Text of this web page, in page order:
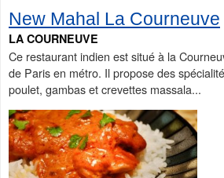
New Mahal La Courneuve
LA COURNEUVE
Ce restaurant indien est situé à la
de Paris en métro. Il propose des
poulet, gambas et crevettes massala...